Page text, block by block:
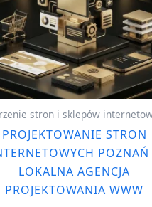
stron i sklepów
PROJEKTOWANIE STRON
POZNAŃ
LOKALNA AGENCJA
PROJEKTOWANIA WWW